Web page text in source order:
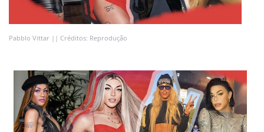
Pabblo Vittar || Créditos: Reprodução